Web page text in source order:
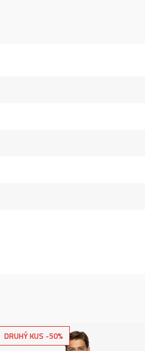
DRUHÝ KUS -50%